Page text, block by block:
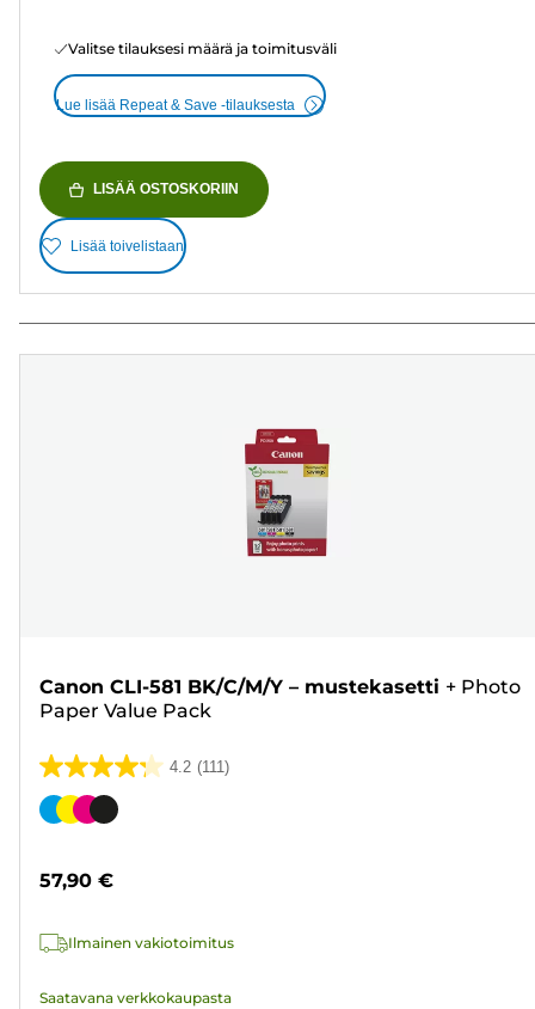
Valitse tilauksesi määrä ja toimitusväli
Lue lisää Repeat & Save -tilauksesta
LISÄÄ OSTOSKORIIN
Lisää toivelistaan
Canon CLI-581 BK/C/M/Y – mustekasetti + Photo
Paper Value Pack
4.2 (111)
4.2/5
tähteä.
Värikasetti
57,90 €
Ilmainen vakiotoimitus
Saatavana verkkokaupasta